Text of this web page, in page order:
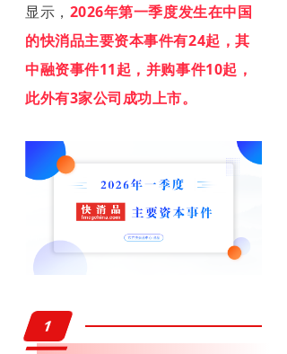
显示， 2026年第一季度发生在中国
的快消品主要资本事件有24起，其
中融资事件11起，并购事件10起，
此外有3家公司成功上市。
1